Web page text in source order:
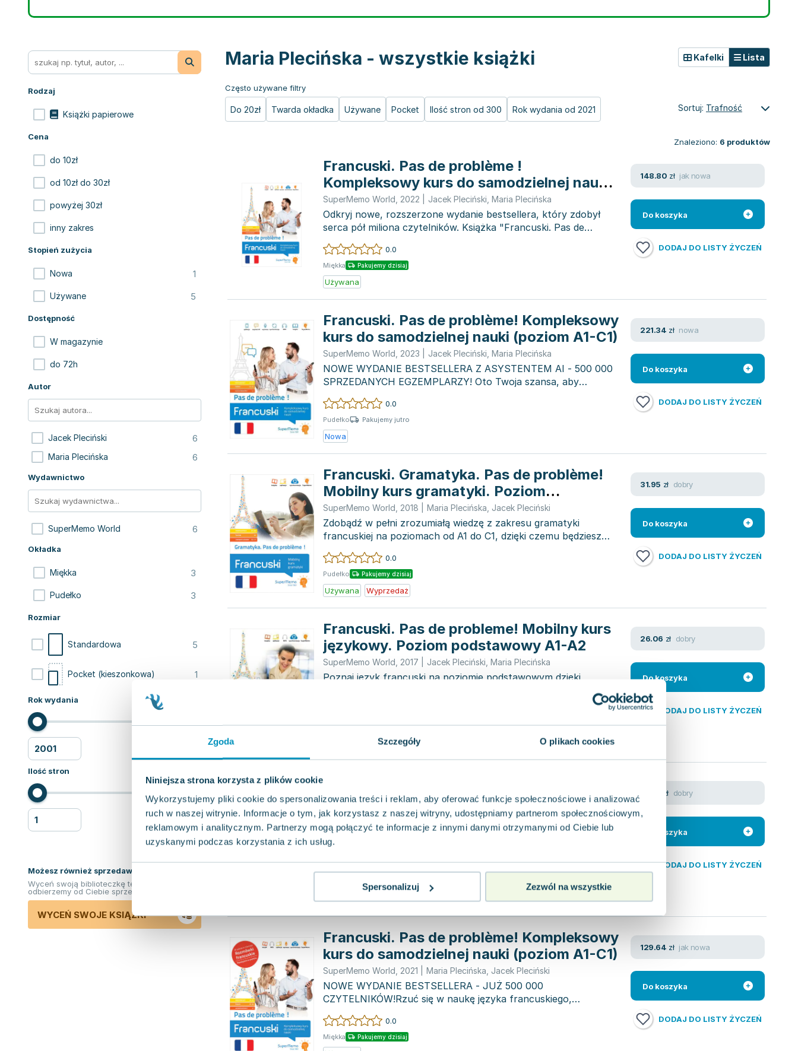
Zgoda Szczegóły O plikach cookies
Niniejsza strona korzysta z plików cookie
Wykorzystujemy pliki cookie do spersonalizowania treści i reklam, aby oferować funkcje społecznościowe i analizować
ruch w naszej witrynie. Informacje o tym, jak korzystasz z naszej witryny, udostępniamy partnerom społecznościowym,
reklamowym i analitycznym. Partnerzy mogą połączyć te informacje z innymi danymi otrzymanymi od Ciebie lub
uzyskanymi podczas korzystania z ich usług.
Spersonalizuj Zezwól na wszystkie
Rodzaj
Książki papierowe
Cena
do 10zł
od 10zł do 30zł
powyżej 30zł
inny zakres
Stopień zużycia
Nowa 1
Używane 5
Dostępność
W magazynie
do 72h
Autor
Jacek Pleciński 6
Maria Plecińska 6
Wydawnictwo
SuperMemo World 6
Okładka
Miękka 3
Pudełko 3
Rozmiar
Standardowa 5
Pocket (kieszonkowa) 1
Rok wydania
Ilość stron
Możesz również sprzedawać ksiązki!
Wyceń swoją biblioteczkę teraz. Odkupimy i
odbierzemy od Ciebie sprzedane książki.
WYCEŃ SWOJE KSIĄŻKI
Maria Plecińska - wszystkie książki
Często używane filtry
Do 20zł Twarda okładka Używane Pocket Ilość stron od 300 Rok wydania od 2021
Kafelki Lista
Sortuj: Trafność
Znaleziono: 6 produktów
Francuski. Pas de problème !
Kompleksowy kurs do samodzielnej nauki
(poziom A1-C1)
SuperMemo World 2022 Jacek Pleciński Maria Plecińska
Odkryj nowe, rozszerzone wydanie bestsellera, który zdobył
serca pół miliona czytelników. Książka "Francuski. Pas de
problème!" to...
0.0
Miękka Pakujemy dzisiaj
Używana
148.80 zł jak nowa
Do koszyka
DODAJ DO LISTY ŻYCZEŃ
Francuski. Pas de problème! Kompleksowy
kurs do samodzielnej nauki (poziom A1-C1)
SuperMemo World 2023 Jacek Pleciński Maria Plecińska
NOWE WYDANIE BESTSELLERA Z ASYSTENTEM AI - 500 000
SPRZEDANYCH EGZEMPLARZY! Oto Twoja szansa, aby
opanować język francuski od pods...
0.0
Pudełko Pakujemy jutro
Nowa
221.34 zł nowa
Do koszyka
DODAJ DO LISTY ŻYCZEŃ
Francuski. Gramatyka. Pas de problème!
Mobilny kurs gramatyki. Poziom
podstawowy A1-A2, średni B1 i
zaawansowany B2-C1
SuperMemo World 2018 Maria Plecińska Jacek Pleciński
Zdobądź w pełni zrozumiałą wiedzę z zakresu gramatyki
francuskiej na poziomach od A1 do C1, dzięki czemu będziesz
mógł płynnie wyr...
0.0
Pudełko Pakujemy dzisiaj
Używana Wyprzedaż
31.95 zł dobry
Do koszyka
DODAJ DO LISTY ŻYCZEŃ
Francuski. Pas de probleme! Mobilny kurs
językowy. Poziom podstawowy A1-A2
SuperMemo World 2017 Jacek Pleciński Maria Plecińska
Poznaj język francuski na poziomie podstawowym dzięki
Pudełko Pakujemy dzisiaj
26.06 zł dobry
Do koszyka
DODAJ DO LISTY ŻYCZEŃ
SuperMemo World,2008 | Jacek Pleciński,Maria Plecińska
Zaawansowany kurs samodzielnej nauki języka francuskiego to
doskonała opcja dla osób, które chcą kontynuować naukę na
poziomie śre...
Wyprzedaż
zł dobry
Do koszyka
DODAJ DO LISTY ŻYCZEŃ
Francuski. Pas de problème! Kompleksowy
kurs do samodzielnej nauki (poziom A1-C1)
SuperMemo World 2021 Maria Plecińska Jacek Pleciński
NOWE WYDANIE BESTSELLERA - JUŻ 500 000
CZYTELNIKÓW!Rzuć się w naukę języka francuskiego,
zaczynając od podstawowych umiejętności (...
0.0
Miękka Pakujemy dzisiaj
129.64 zł jak nowa
Do koszyka
DODAJ DO LISTY ŻYCZEŃ